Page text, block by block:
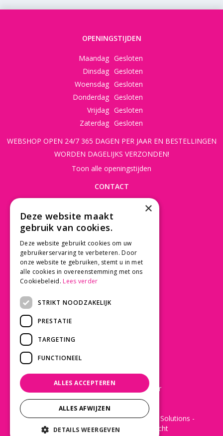
OPENINGSTIJDEN
Maandag Gesloten
Dinsdag Gesloten
Woensdag Gesloten
Donderdag Gesloten
Vrijdag Gesloten
Zaterdag Gesloten
WEBSHOP OPEN 24/7 365 DAGEN PER JAAR EN BESTELLINGEN
WORDEN DAGELIJKS VERZONDEN!
Toon alle openingstijden
CONTACT
3997 MK 't Goy
030 - 60 11 365
info@tuincentrumdebruijn.nl
Betaalinformatie
Laat een Google review achter
© 2022 - De Bruijn Tuincentrum -Green Solutions -
Disclaimer-Tuincentrum Overzicht
×
Deze website maakt
gebruik van cookies.
Deze website gebruikt cookies om uw
gebruikerservaring te verbeteren. Door
onze website te gebruiken, stemt u in met
alle cookies in overeenstemming met ons
Cookiebeleid. Lees verder
STRIKT NOODZAKELIJK
PRESTATIE
TARGETING
FUNCTIONEEL
ALLES ACCEPTEREN
ALLES AFWIJZEN
DETAILS WEERGEVEN